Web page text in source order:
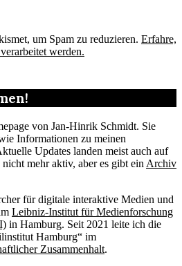
um Spam zu reduzieren. Erfahre,
werden.
von Jan-Hinrik Schmidt. Sie
Informationen zu meinen
Updates landen meist auch auf
mehr aktiv, aber es gibt ein Archiv
für digitale interaktive Medien und
Leibniz-Institut für Medienforschung
in Hamburg. Seit 2021 leite ich die
Hamburg“ im
Zusammenhalt.